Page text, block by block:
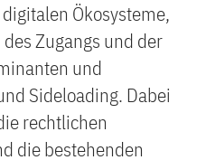
Ökosysteme,
Zugangs und der
und
Sideloading. Dabei
rechtlichen
die bestehenden